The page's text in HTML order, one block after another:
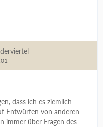
dass ich es ziemlich
Entwürfen von anderen
immer über Fragen des